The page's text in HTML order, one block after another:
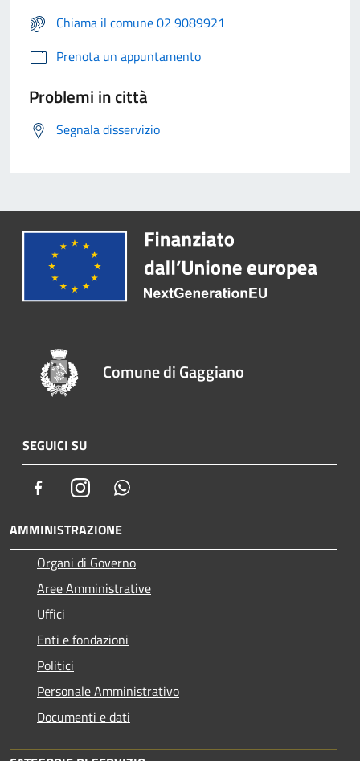
Chiama il comune 02 9089921
Prenota un appuntamento
Problemi in città
Segnala disservizio
Comune di Gaggiano
SEGUICI SU
FacebookInstagram
AMMINISTRAZIONE
Organi di Governo
Aree Amministrative
Uffici
Enti e fondazioni
Politici
Personale Amministrativo
Documenti e dati